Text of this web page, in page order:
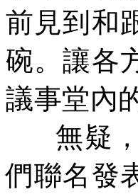
前見到和
碗。讓各
議事堂內
無疑
們聯名發